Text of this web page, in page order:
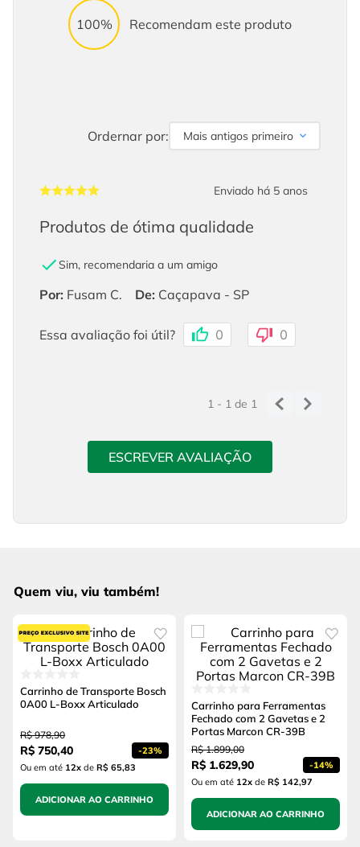
100% Recomendam este produto
Ordernar por: Mais antigos primeiro
Enviado há 5 anos
Produtos de ótima qualidade
Sim, recomendaria a um amigo
Por: Fusam C. De: Caçapava - SP
Essa avaliação foi útil? 0 0
1 - 1de 1
ESCREVER AVALIAÇÃO
Quem viu, viu também!
Carrinho de Transporte Bosch
0A00 L-Boxx Articulado
R$ 978,90
R$ 750,40 -23%
Ou em até 12x de R$ 65,83
ADICIONAR AO CARRINHO
Carrinho para Ferramentas
Fechado com 2 Gavetas e 2
Portas Marcon CR-39B
R$ 1.899,00
R$ 1.629,90 -14%
Ou em até 12x de R$ 142,97
ADICIONAR AO CARRINHO